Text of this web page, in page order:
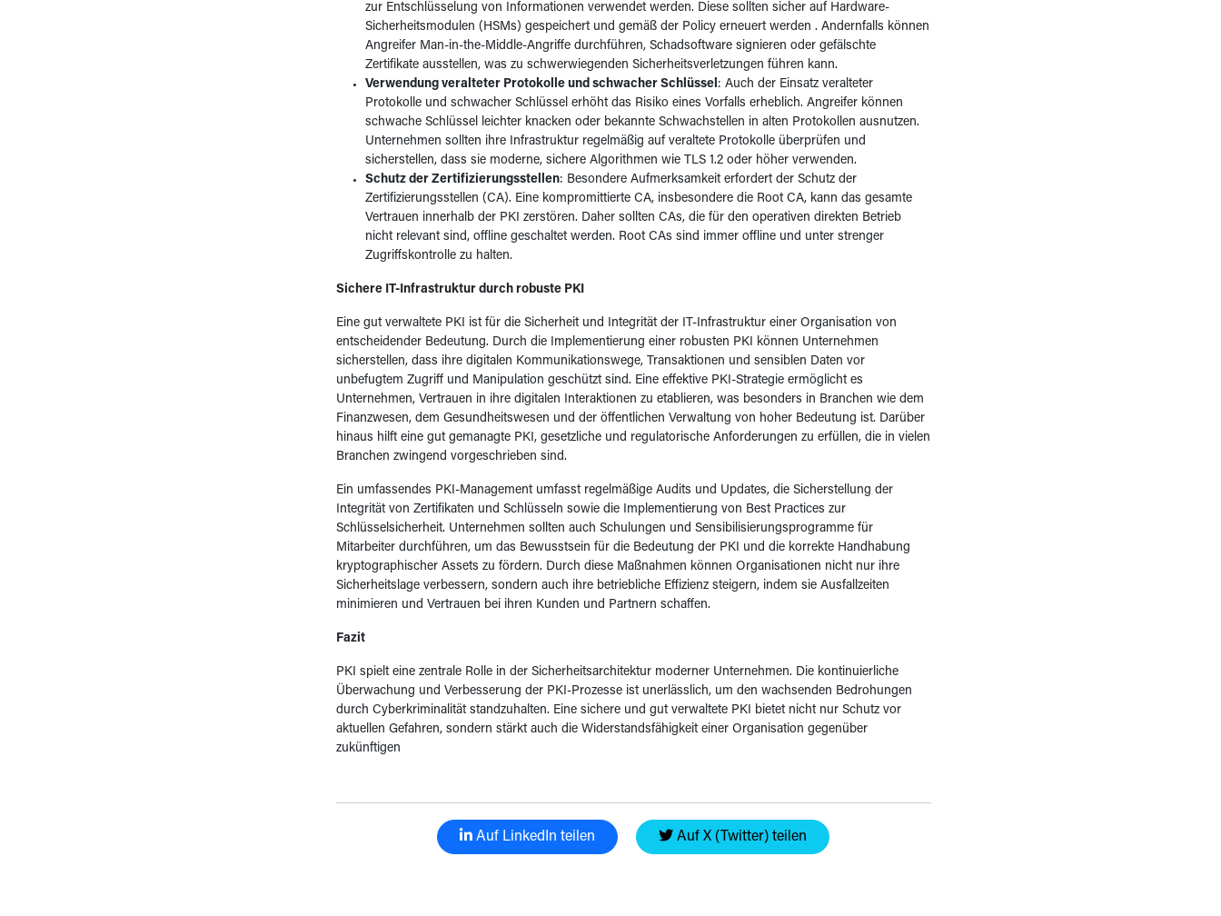
zur Entschlüsselung von Informationen verwendet werden. Diese sollten sicher auf Hardware-
Sicherheitsmodulen (HSMs) gespeichert und gemäß der Policy erneuert werden . Andernfalls können
Angreifer Man-in-the-Middle-Angriffe durchführen, Schadsoftware signieren oder gefälschte
Zertifikate ausstellen, was zu schwerwiegenden Sicherheitsverletzungen führen kann.
Verwendung veralteter Protokolle und schwacher Schlüssel : Auch der Einsatz veralteter
Protokolle und schwacher Schlüssel erhöht das Risiko eines Vorfalls erheblich. Angreifer können
schwache Schlüssel leichter knacken oder bekannte Schwachstellen in alten Protokollen ausnutzen.
Unternehmen sollten ihre Infrastruktur regelmäßig auf veraltete Protokolle überprüfen und
sicherstellen, dass sie moderne, sichere Algorithmen wie TLS 1.2 oder höher verwenden.
Schutz der Zertifizierungsstellen: Besondere Aufmerksamkeit erfordert der Schutz der
Zertifizierungsstellen (CA). Eine kompromittierte CA, insbesondere die Root CA, kann das gesamte
Vertrauen innerhalb der PKI zerstören. Daher sollten CAs, die für den operativen direkten Betrieb
nicht relevant sind, offline geschaltet werden. Root CAs sind immer offline und unter strenger
Zugriffskontrolle zu halten.
Sichere IT-Infrastruktur durch robuste PKI
Eine gut verwaltete PKI ist für die Sicherheit und Integrität der IT-Infrastruktur einer Organisation von
entscheidender Bedeutung. Durch die Implementierung einer robusten PKI können Unternehmen
sicherstellen, dass ihre digitalen Kommunikationswege, Transaktionen und sensiblen Daten vor
unbefugtem Zugriff und Manipulation geschützt sind. Eine effektive PKI-Strategie ermöglicht es
Unternehmen, Vertrauen in ihre digitalen Interaktionen zu etablieren, was besonders in Branchen wie dem
Finanzwesen, dem Gesundheitswesen und der öffentlichen Verwaltung von hoher Bedeutung ist. Darüber
hinaus hilft eine gut gemanagte PKI, gesetzliche und regulatorische Anforderungen zu erfüllen, die in vielen
Branchen zwingend vorgeschrieben sind.
Ein umfassendes PKI-Management umfasst regelmäßige Audits und Updates, die Sicherstellung der
Integrität von Zertifikaten und Schlüsseln sowie die Implementierung von Best Practices zur
Schlüsselsicherheit. Unternehmen sollten auch Schulungen und Sensibilisierungsprogramme für
Mitarbeiter durchführen, um das Bewusstsein für die Bedeutung der PKI und die korrekte Handhabung
kryptographischer Assets zu fördern. Durch diese Maßnahmen können Organisationen nicht nur ihre
Sicherheitslage verbessern, sondern auch ihre betriebliche Effizienz steigern, indem sie Ausfallzeiten
minimieren und Vertrauen bei ihren Kunden und Partnern schaffen.
Fazit
PKI spielt eine zentrale Rolle in der Sicherheitsarchitektur moderner Unternehmen. Die kontinuierliche
Überwachung und Verbesserung der PKI-Prozesse ist unerlässlich, um den wachsenden Bedrohungen
durch Cyberkriminalität standzuhalten. Eine sichere und gut verwaltete PKI bietet nicht nur Schutz vor
aktuellen Gefahren, sondern stärkt auch die Widerstandsfähigkeit einer Organisation gegenüber
zukünftigen
Auf LinkedIn teilen Auf X (Twitter) teilen